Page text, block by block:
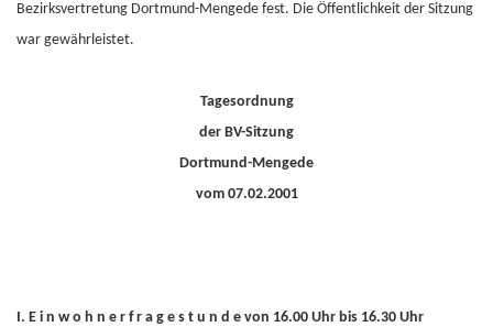
Bezirksvertretung Dortmund-Mengede fest. Die Öffentlichkeit der Sitzung
war gewährleistet.
Tagesordnung
der BV-Sitzung
Dortmund-Mengede
vom 07.02.2001
I. E i n w o h n e r f r a g e s t u n d e von 16.00 Uhr bis 16.30 Uhr